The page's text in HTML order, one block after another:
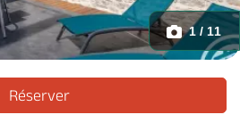
©Gite de France -
1 / 11
Réserver